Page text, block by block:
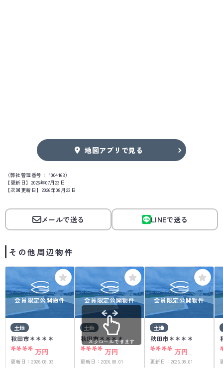
地図アプリで見る
（弊社管理番号： 1004163）
【更新日】2026年07月23日
【次回更新日】2026年08月23日
メールで送る LINEで送る
その他周辺物件
会員限定公開物件
土地
秋田市＊＊＊＊
**** 万円
更新日： 2026.08.03
会員限定公開物件
土地
秋田市＊＊＊＊
****万円
更新日： 2026.08.01
会員限定公開物件
土地
秋田市＊＊＊＊
**** 万円
更新日： 2026.08.01
スクロールできます